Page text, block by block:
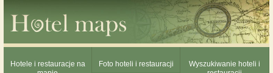
Hotele i restauracje na
Foto hoteli i restauracji
Wyszukiwanie hoteli i